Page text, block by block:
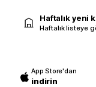
Haftalık yeni
Haftalık listeye
App Store'dan
indirin